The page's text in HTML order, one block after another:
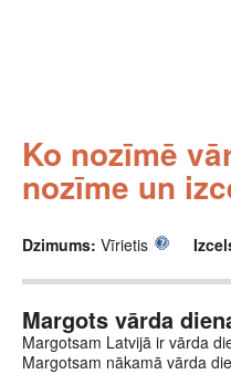
Ko nozīmē
nozīme un
Dzimums: Vīrietis
Margots vārda
Margotsam Latvijā ir vārda
Margotsam nākamā vārda